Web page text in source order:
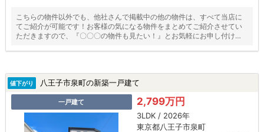
こちらの物件以外でも、他社さんで掲載中の他の物件は、すべて当店に
てご紹介が可能です！お客様の気になる物件をまとめてご紹介させてい
ただきますので、『〇〇〇の物件も見たい！』とお気軽にお申し付けく
値下がり 八王子市泉町の新築一戸建て
一戸建て 2,799万円
3LDK / 2026年
東京都八王子市泉町